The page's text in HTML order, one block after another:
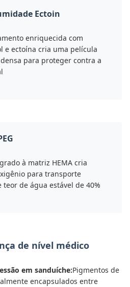
Ectoin
enriquecida com
e ectoína cria uma película
para proteger contra a
à matriz HEMA cria
para transporte
de água estável de 40%
de nível médico
em sanduíche:Pigmentos de
encapsulados entre